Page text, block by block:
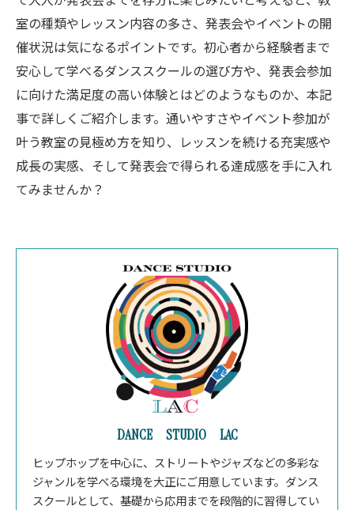
室の種類やレッスン内容の多さ、発表会やイベントの開
催状況は気になるポイントです。初心者から経験者まで
安心して学べるダンススクールの選び方や、発表会参加
に向けた満足度の高い体験とはどのようなものか、本記
事で詳しくご紹介します。通いやすさやイベント参加が
叶う教室の見極め方を知り、レッスンを続ける充実感や
成長の実感、そして発表会で得られる達成感を手に入れ
てみませんか？
DANCE STUDIO LAC
ヒップホップを中心に、ストリートやジャズなどの多彩な
ジャンルを学べる環境を大正にご用意しています。ダンス
スクールとして、基礎から応用までを段階的に習得してい